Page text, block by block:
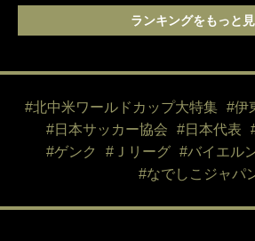
ランキングをもっと
#北中米ワールドカップ大特集 #伊
#日本サッカー協会
#日本代表
#ゲンク
#Ｊリーグ
#バイエル
#なでしこジャパ